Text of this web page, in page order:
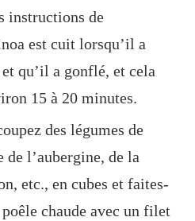
instructions de
est cuit lorsqu’il a
qu’il a gonflé, et cela
15 à 20 minutes.
des légumes de
l’aubergine, de la
etc., en cubes et faites-
chaude avec un filet